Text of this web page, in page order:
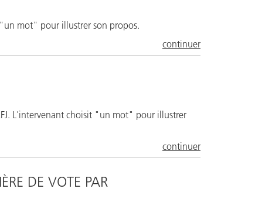
mot" pour illustrer son propos.
continuer
L'intervenant choisit "un mot" pour illustrer
continuer
DE VOTE PAR